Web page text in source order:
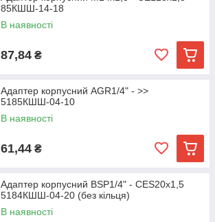
85КШШ-14-18
В наявності
87,84 ₴
Адаптер корпусний AGR1/4" - >>
5185КШШ-04-10
В наявності
61,44 ₴
Адаптер корпусний BSP1/4" - CES20х1,5
5184КШШ-04-20 (без кільця)
В наявності